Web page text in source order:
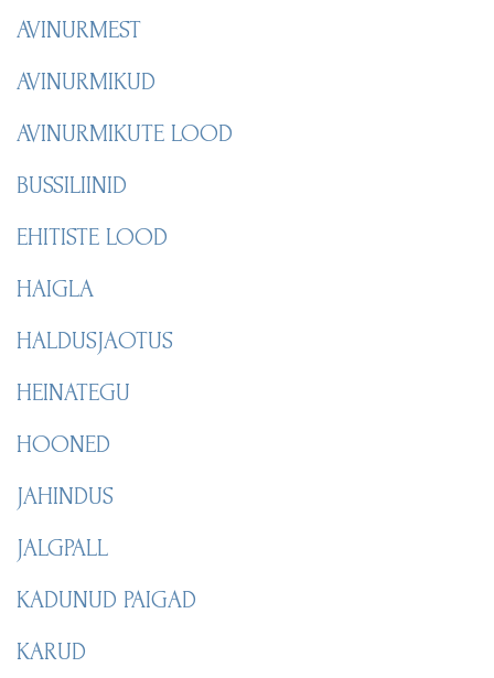
AVINURMEST
AVINURMIKUD
AVINURMIKUTE LOOD
BUSSILIINID
EHITISTE LOOD
HAIGLA
HALDUSJAOTUS
HEINATEGU
HOONED
JAHINDUS
JALGPALL
KADUNUD PAIGAD
KARUD